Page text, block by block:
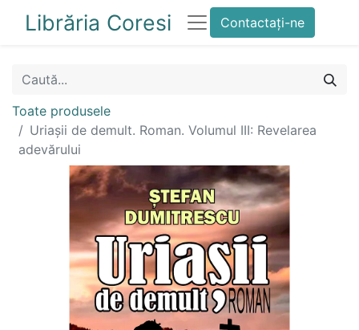
Librăria Coresi Contactați-ne
Toate produsele
Uriașii de demult. Roman. Volumul III: Revelarea
adevărului